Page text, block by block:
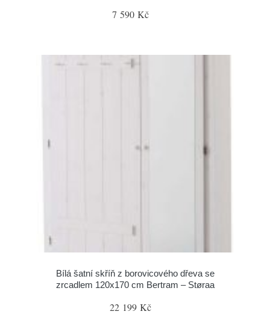
7 590 Kč
Bílá šatní skříň z borovicového dřeva se
zrcadlem 120x170 cm Bertram – Støraa
22 199 Kč